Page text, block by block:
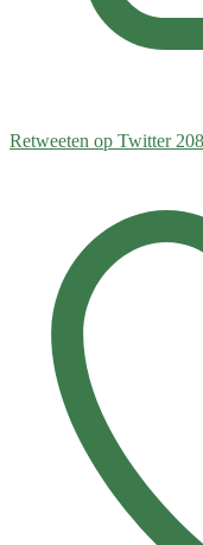
Retweeten op Twitter